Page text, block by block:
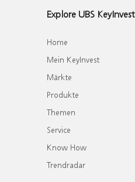
Explore UBS KeyInvest
Home
Mein KeyInvest
Märkte
Produkte
Themen
Service
Know How
Trendradar